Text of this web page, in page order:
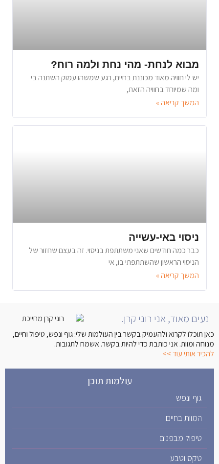
מבוא לנחת- מהי נחת ולמה רוח?
יש לי חוויה מאוד מכוננת בחיים, רגע שמשהו עמוק השתנה בי
ומה שמיוחד בחוויה הזאת,
המשך קריאה »
ניסוי באי-עשייה
כבר כמה חודשים שאני משתתפת בניסוי. זה בעצם שחזור של
הניסוי הראשון שהשתתפתי בו, אי
המשך קריאה »
נעים מאוד, אני רוני קרן.
כאן תוכלו לקרוא ולהעמיק בקשר בין העולמות שלי: גוף ונפש, טיפול וחיים,
מנוחה ומוות. אני כותבת כדי להיות בקשר. אשמח לתגובות.
להכיר אותי עוד >>
עולמות תוכן
גוף ונפש
המוות בחיים
טיפול מבפנים
טקס וטבע